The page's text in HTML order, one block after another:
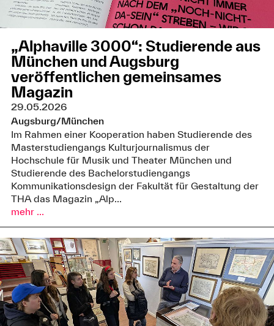
„Alphaville 3000“: Studierende aus
München und Augsburg
veröffentlichen gemeinsames
Magazin
29.05.2026
Augsburg/München
Im Rahmen einer Kooperation haben Studierende des
Masterstudiengangs Kulturjournalismus der
Hochschule für Musik und Theater München und
Studierende des Bachelorstudiengangs
Kommunikationsdesign der Fakultät für Gestaltung der
THA das Magazin „Alp...
mehr ...